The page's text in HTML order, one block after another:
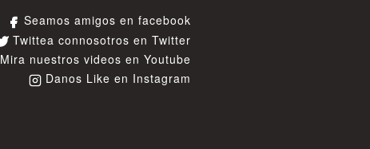
Seamos amigos en facebook
Twittea connosotros en Twitter
Mira nuestros videos en Youtube
Danos Like en Instagram